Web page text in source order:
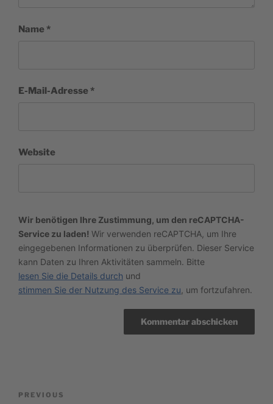
Name*
E-Mail-Adresse*
Website
Wir benötigen Ihre Zustimmung, um den reCAPTCHA-
Service zu laden! Wir verwenden reCAPTCHA, um Ihre
eingegebenen Informationen zu überprüfen. Dieser Service
kann Daten zu Ihren Aktivitäten sammeln. Bitte
lesen Sie die Details durch und
stimmen Sie der Nutzung des Service zu , um fortzufahren.
Previous
PREVIOUS